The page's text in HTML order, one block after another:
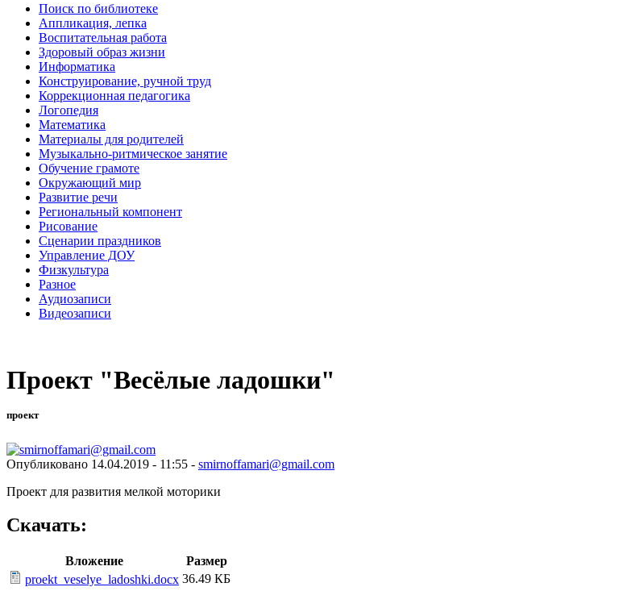
Поиск по библиотеке
Аппликация, лепка
Воспитательная работа
Здоровый образ жизни
Информатика
Конструирование, ручной труд
Коррекционная педагогика
Логопедия
Математика
Материалы для родителей
Музыкально-ритмическое занятие
Обучение грамоте
Окружающий мир
Развитие речи
Региональный компонент
Рисование
Сценарии праздников
Управление ДОУ
Физкультура
Разное
Аудиозаписи
Видеозаписи
Проект "Весёлые ладошки"
проект
Опубликовано 14.04.2019 - 11:55 - smirnoffamari@gmail.com
Проект для развития мелкой моторики
Скачать:
Вложение
Размер
proekt_veselye_ladoshki.docx 36.49 КБ